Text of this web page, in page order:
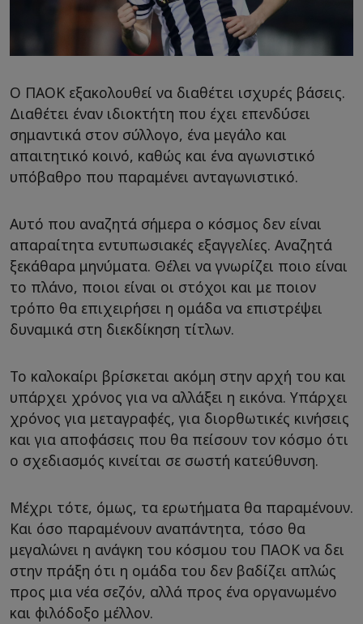
Ο ΠΑΟΚ εξακολουθεί να διαθέτει ισχυρές βάσεις.
Διαθέτει έναν ιδιοκτήτη που έχει επενδύσει
σημαντικά στον σύλλογο, ένα μεγάλο και
απαιτητικό κοινό, καθώς και ένα αγωνιστικό
υπόβαθρο που παραμένει ανταγωνιστικό.
Αυτό που αναζητά σήμερα ο κόσμος δεν είναι
απαραίτητα εντυπωσιακές εξαγγελίες. Αναζητά
ξεκάθαρα μηνύματα. Θέλει να γνωρίζει ποιο είναι
το πλάνο, ποιοι είναι οι στόχοι και με ποιον
τρόπο θα επιχειρήσει η ομάδα να επιστρέψει
δυναμικά στη διεκδίκηση τίτλων.
Το καλοκαίρι βρίσκεται ακόμη στην αρχή του και
υπάρχει χρόνος για να αλλάξει η εικόνα. Υπάρχει
χρόνος για μεταγραφές, για διορθωτικές κινήσεις
και για αποφάσεις που θα πείσουν τον κόσμο ότι
ο σχεδιασμός κινείται σε σωστή κατεύθυνση.
Μέχρι τότε, όμως, τα ερωτήματα θα παραμένουν.
Και όσο παραμένουν αναπάντητα, τόσο θα
μεγαλώνει η ανάγκη του κόσμου του ΠΑΟΚ να δει
στην πράξη ότι η ομάδα του δεν βαδίζει απλώς
προς μια νέα σεζόν, αλλά προς ένα οργανωμένο
και φιλόδοξο μέλλον.